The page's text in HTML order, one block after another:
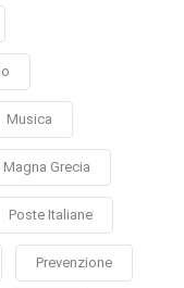
Musica
Grecia
Poste Italiane
Prevenzione